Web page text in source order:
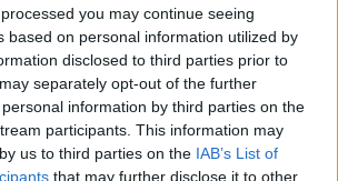
you may continue seeing
based on personal information utilized by
disclosed to third parties prior to
separately opt-out of the further
information by third parties on the
participants. This information may
us to third parties on the IAB’s List of
that may further disclose it to other
szereti a fiatal lányokat 13. rész
10. rész